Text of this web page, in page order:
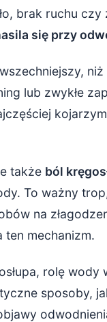
z specjalistą)
brak ruchu czy
się przy
lub zwykłe
także ból
To ważny
na
ten mechanizm.
rolę wody
sposoby,